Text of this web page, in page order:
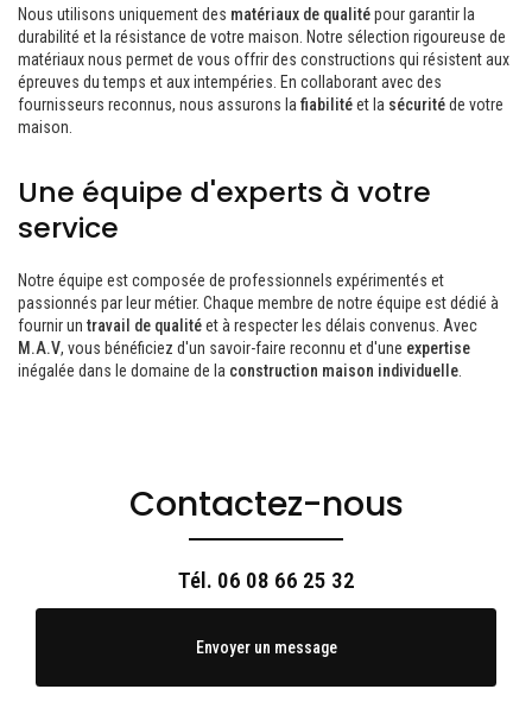
Nous utilisons uniquement des matériaux de qualitépour garantir la
durabilité et la résistance de votre maison. Notre sélection rigoureuse de
matériaux nous permet de vous offrir des constructions qui résistent aux
épreuves du temps et aux intempéries. En collaborant avec des
fournisseurs reconnus, nous assurons la fiabilitéet la sécuritéde votre
maison.
Une équipe d'experts à votre
service
Notre équipe est composée de professionnels expérimentés et
passionnés par leur métier. Chaque membre de notre équipe est dédié à
fournir un travail de qualitéet à respecter les délais convenus. Avec
M.A.V, vous bénéficiez d'un savoir-faire reconnu et d'une expertise
inégalée dans le domaine de la construction maison individuelle
Contactez-nous
Tél. 06 08 66 25 32
Envoyer un message